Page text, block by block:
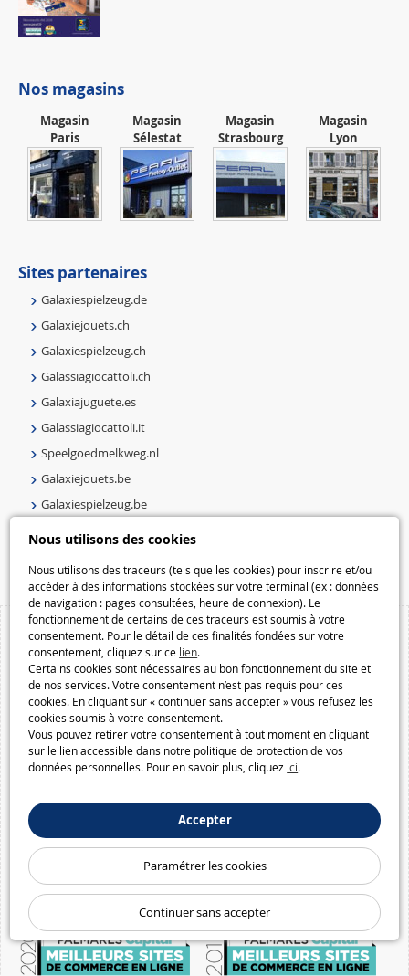
Nous utilisons des cookies
Nous utilisons des traceurs (tels que les cookies) pour inscrire et/ou
accéder à des informations stockées sur votre terminal (ex : données
de navigation : pages consultées, heure de connexion). Le
fonctionnement de certains de ces traceurs est soumis à votre
consentement. Pour le détail de ces finalités fondées sur votre
consentement, cliquez sur ce lien.
Certains cookies sont nécessaires au bon fonctionnement du site et
de nos services. Votre consentement n’est pas requis pour ces
cookies. En cliquant sur « continuer sans accepter » vous refusez les
cookies soumis à votre consentement.
Vous pouvez retirer votre consentement à tout moment en cliquant
sur le lien accessible dans notre politique de protection de vos
données personnelles. Pour en savoir plus, cliquez ici.
Accepter
Paramétrer les cookies
Continuer sans accepter
Nos magasins
Magasin
Paris
Magasin
Sélestat
Magasin
Strasbourg
Magasin
Lyon
Sites partenaires
Galaxiespielzeug.de
Galaxiejouets.ch
Galaxiespielzeug.ch
Galassiagiocattoli.ch
Galaxiajuguete.es
Galassiagiocattoli.it
Speelgoedmelkweg.nl
Galaxiejouets.be
Galaxiespielzeug.be